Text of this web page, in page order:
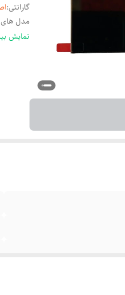
گارانتی:
مدل
نوع
نمایش